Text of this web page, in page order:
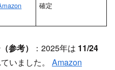
確定
参考） ：2025年は 11/24
いました。 Amazon